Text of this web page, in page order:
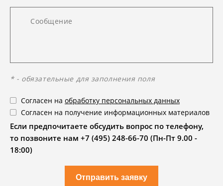
* - обязательные для заполнения поля
Согласен на обработку персональных данных
Согласен на получение информационных материалов
Если предпочитаете обсудить вопрос по телефону,
то позвоните нам +7 (495) 248-66-70 (Пн-Пт 9.00 -
18:00)
Отправить заявку